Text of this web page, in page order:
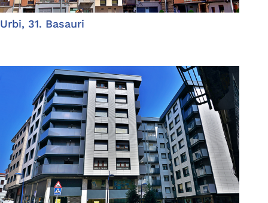
Urbi, 31. Basauri